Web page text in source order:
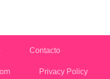
Contacto
Privacy Policy